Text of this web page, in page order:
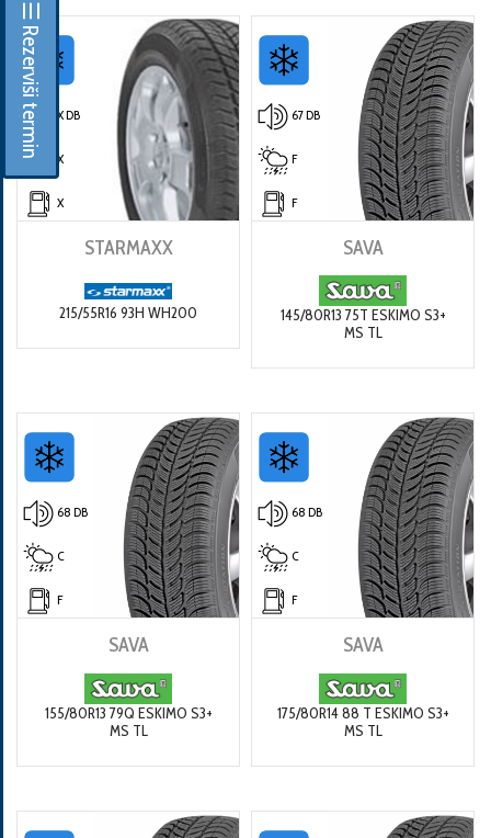
☰ Rezerviši termin X DB
X
X
STARMAXX
215/55R16 93H WH200
67 DB
F
F
SAVA
145/80R13 75T ESKIMO S3+
MS TL
68 DB
C
F
SAVA
155/80R13 79Q ESKIMO S3+
MS TL
68 DB
C
F
SAVA
175/80R14 88 T ESKIMO S3+
MS TL